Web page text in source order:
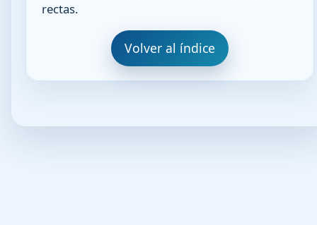
rectas.
Volver al índice